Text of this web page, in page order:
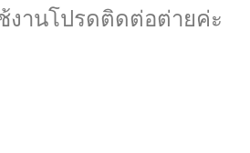
งานโปรดติดต่อต่ายค่ะ